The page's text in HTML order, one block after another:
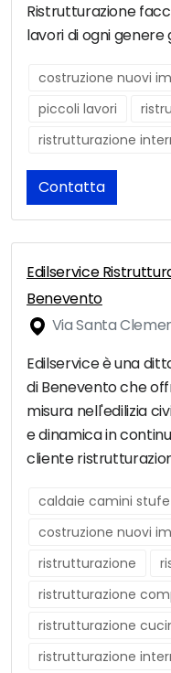
Ristrutturazione
lavori di ogni genere
costruzione nuovi
piccoli lavori
ristrutturazione
Contatta
Edilservice
Benevento
Via Santa
Edilservice è una
di Benevento che
misura nell'edilizia
e dinamica in
cliente
caldaie camini stufe
costruzione nuovi
ristrutturazione
ristrutturazione
ristrutturazione
ristrutturazione